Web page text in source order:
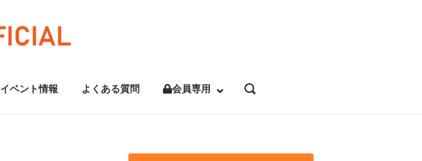
イベント情報 よくある質問 会員専用
OPEN
BAR